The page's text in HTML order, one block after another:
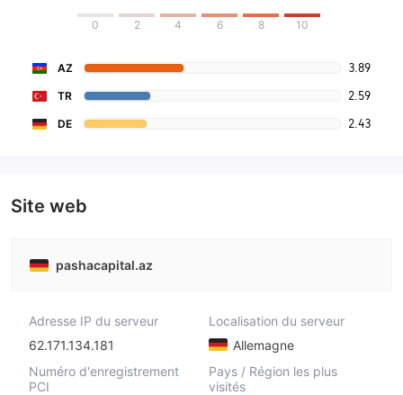
0 2 4 6 8 10
AZ 3.89
TR 2.59
DE 2.43
Site web
pashacapital.az
Adresse IP du serveur
62.171.134.181
Localisation du serveur
Allemagne
Numéro d'enregistrement
PCI
Pays / Région les plus
visités